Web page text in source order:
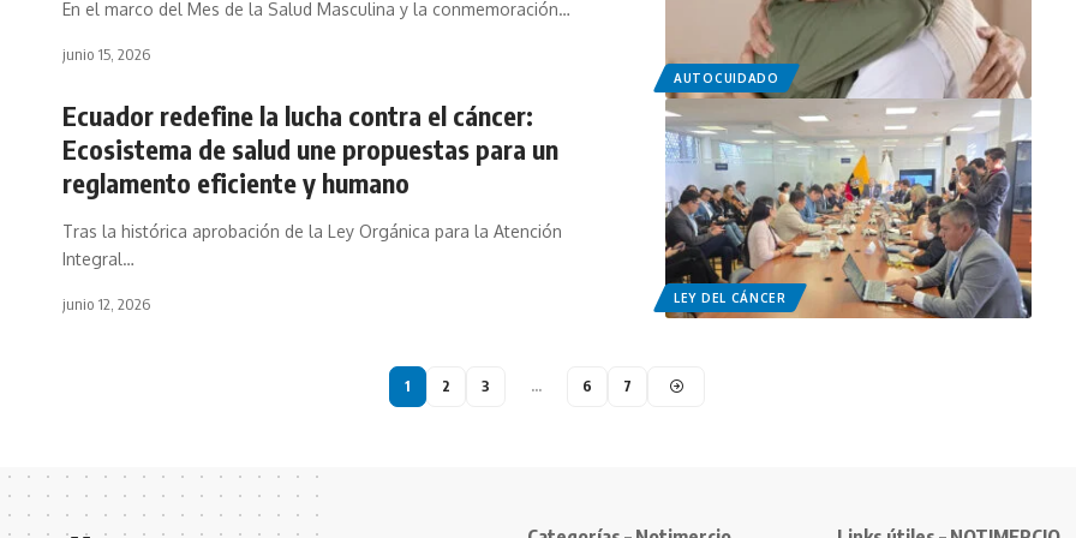
AUTOCUIDADO
En el marco del Mes de la Salud Masculina y la conmemoración…
junio 15, 2026
LEY DEL CÁNCER
Ecuador redefine la lucha contra el cáncer:
Ecosistema de salud une propuestas para un
reglamento eficiente y humano
Tras la histórica aprobación de la Ley Orgánica para la Atención
Integral…
junio 12, 2026
1 2 3 … 6 7